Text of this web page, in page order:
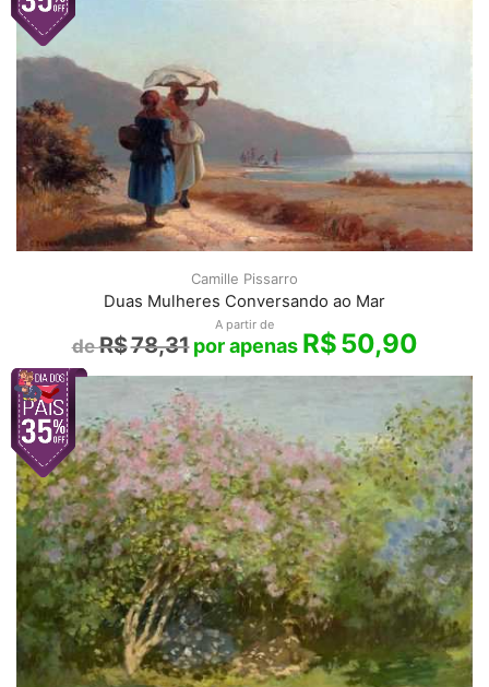
Camille Pissarro
Duas Mulheres Conversando ao Mar
A partir de
R$78,31 R$50,90